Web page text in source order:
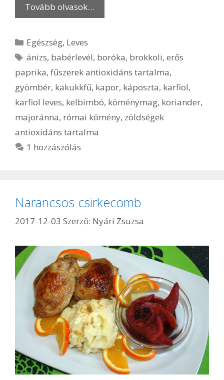
Tovább olvasok…
Kategória
Egészség, Leves
Címkék
ánizs, babérlevél, boróka, brokkoli,erős
paprika, fűszerek antioxidáns tartalma,
gyömbér, kakukkfű, kapor, káposzta, karfiol,
karfiol leves, kelbimbó, köménymag, koriander,
majoránna, római kömény, zöldségek
antioxidáns tartalma
1 hozzászólás
Narancsos csirkecomb
2017-12-03 Szerző: Nyári Zsuzsa